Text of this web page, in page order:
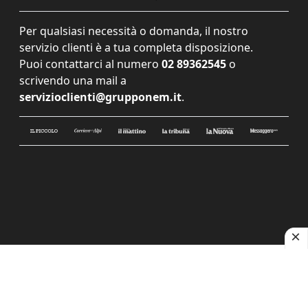
Per qualsiasi necessità o domanda, il nostro
servizio clienti è a tua completa disposizione.
Puoi contattarci al numero 02 89362545 o
scrivendo una mail a
servizioclienti@grupponem.it.